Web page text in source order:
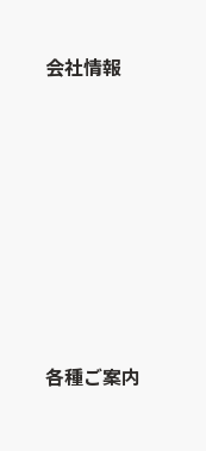
会社情報
各種ご案内